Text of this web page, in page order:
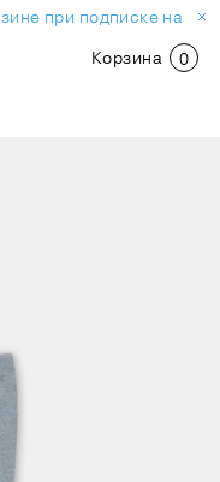
при подписке на
Корзина 0